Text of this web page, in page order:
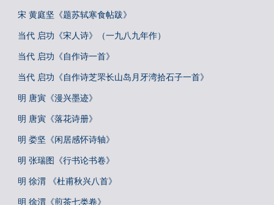
宋 黄庭坚《题苏轼寒食帖跋》
当代 启功《宋人诗》（一九八九年作）
当代 启功《自作诗一首》
当代 启功《自作诗芝罘长山岛月牙湾拾石子一首》
明 唐寅《漫兴墨迹》
明 唐寅《落花诗册》
明 娄坚《闲居感怀诗轴》
明 张瑞图《行书论书卷》
明 徐渭 《杜甫秋兴八首》
明 徐渭《煎茶七类卷》